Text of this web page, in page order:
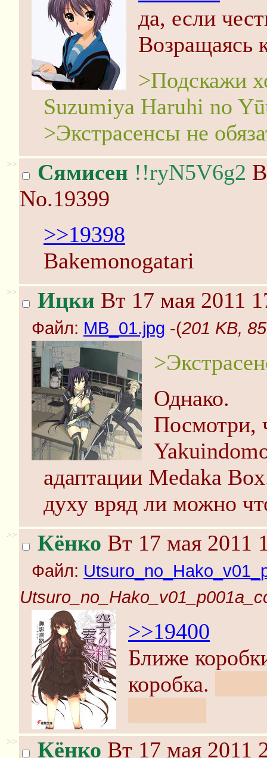
да, если
Возращаясь
>Подскажи
Suzumiya Haruhi no
>Экстрасенсы не
>> Сямисен !!ryN5V6g2
No.19399
>>19398
Bakemonogatari
>> Ицки Вт 17 мая 2011
Файл: MB_01.jpg -(201 KB,
Однако.
Посмотри,
адаптации Medaka
духу вряд ли можно
>> Кёнко Вт 17 мая 2011
Файл:
>>19400
Ближе
коробка.
>> Кёнко Вт 17 мая 2011